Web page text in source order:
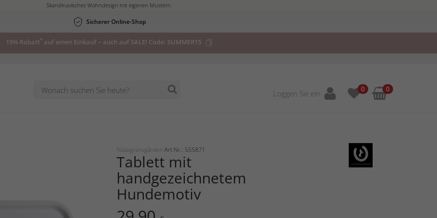
Skandinavisches Wohndesign mit eigenen Mustern.
Sicherer Online-Shop
15% Rabatt* auf einen Einkauf – auch auf SALE! Code: SUMMER15
Loggen Sie ein 0 0
Nääsgränsgården Art.Nr.: 555871
Tablett mit
handgezeichnetem
Hundemotiv